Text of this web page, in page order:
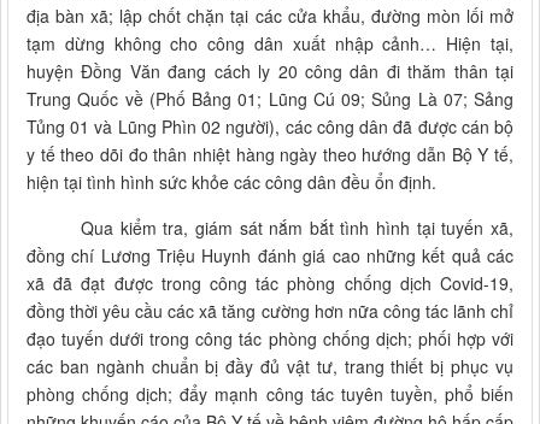
địa bàn xã; lập chốt chặn tại các cửa khẩu, đường mòn lối mở
tạm dừng không cho công dân xuất nhập cảnh… Hiện tại,
huyện Đồng Văn đang cách ly 20 công dân đi thăm thân tại
Trung Quốc về (Phố Bảng 01; Lũng Cú 09; Sủng Là 07; Sảng
Tủng 01 và Lũng Phìn 02 người), các công dân đã được cán bộ
y tế theo dõi đo thân nhiệt hàng ngày theo hướng dẫn Bộ Y tế,
hiện tại tình hình sức khỏe các công dân đều ổn định.
Qua kiểm tra, giám sát nắm bắt tình hình tại tuyến xã,
đồng chí Lương Triệu Huynh đánh giá cao những kết quả các
xã đã đạt được trong công tác phòng chống dịch Covid-19,
đồng thời yêu cầu các xã tăng cường hơn nữa công tác lãnh chỉ
đạo tuyến dưới trong công tác phòng chống dịch; phối hợp với
các ban ngành chuẩn bị đầy đủ vật tư, trang thiết bị phục vụ
phòng chống dịch; đẩy mạnh công tác tuyên tuyền, phổ biến